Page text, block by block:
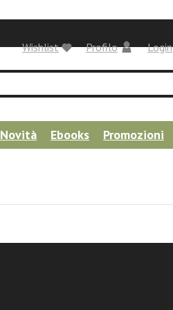
Login
Profilo
Wishlist
Novità Ebooks Promozioni